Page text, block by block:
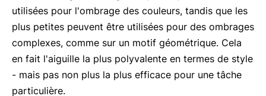
utilisées pour l'ombrage des couleurs, tandis que les
plus petites peuvent être utilisées pour des ombrages
complexes, comme sur un motif géométrique. Cela
en fait l'aiguille la plus polyvalente en termes de style
- mais pas non plus la plus efficace pour une tâche
particulière.